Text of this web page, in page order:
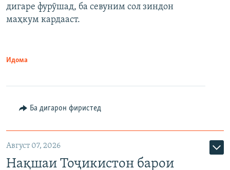
дигаре фурӯшад, ба севуним сол зиндон
маҳкум кардааст.
Идома
Ба дигарон фиристед
Август 07, 2026
Нақшаи Тоҷикистон барои